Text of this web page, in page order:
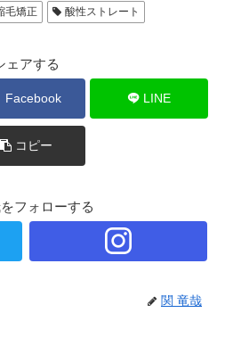
毛矯正 酸性ストレート
ェアする
Facebook LINE
コピー
フォローする
関 竜哉